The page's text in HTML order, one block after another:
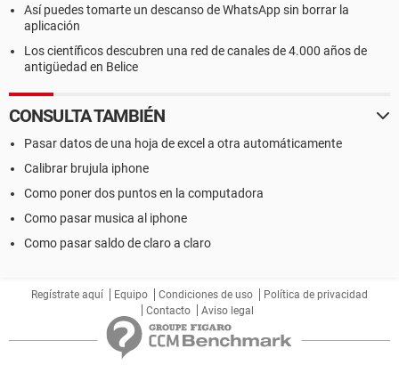
Así puedes tomarte un descanso de WhatsApp sin borrar la
aplicación
Los científicos descubren una red de canales de 4.000 años de
antigüedad en Belice
CONSULTA TAMBIÉN
Pasar datos de una hoja de excel a otra automáticamente
Calibrar brujula iphone
Como poner dos puntos en la computadora
Como pasar musica al iphone
Como pasar saldo de claro a claro
Regístrate aquí Equipo Condiciones de uso
Política de privacidad
Contacto
Aviso legal